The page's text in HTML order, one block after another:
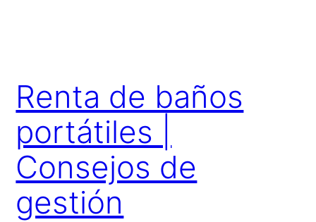
Renta de baños
portátiles |
Consejos de
gestión